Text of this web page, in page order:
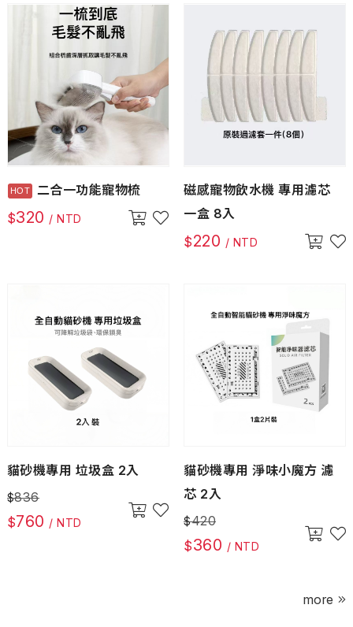
二合一功能寵物梳
$320 / NTD
磁感寵物飲水機 專用濾芯
一盒 8入
$220 / NTD
貓砂機專用 垃圾盒 2入
$836
$760 / NTD
貓砂機專用 淨味小魔方 濾
芯 2入
$420
$360 / NTD
more